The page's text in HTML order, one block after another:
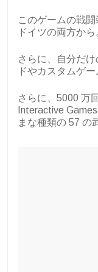
このゲームの戦闘
ドイツの両方から
さらに、自分だ
ドやカスタムゲー
さらに、5000 万
Interactive
まな種類の 57 の